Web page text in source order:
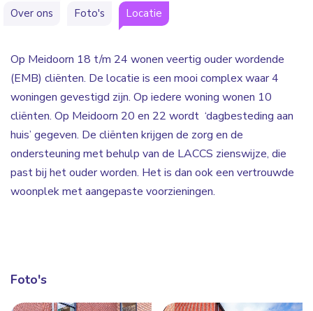
Over ons Foto's Locatie
Op Meidoorn 18 t/m 24 wonen veertig ouder wordende
(EMB) cliënten. De locatie is een mooi complex waar 4
woningen gevestigd zijn. Op iedere woning wonen 10
cliënten. Op Meidoorn 20 en 22 wordt ‘dagbesteding aan
huis’ gegeven. De cliënten krijgen de zorg en de
ondersteuning met behulp van de LACCS zienswijze, die
past bij het ouder worden. Het is dan ook een vertrouwde
woonplek met aangepaste voorzieningen.
Foto's